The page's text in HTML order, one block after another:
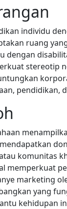
individu
ruang
dengan
stereotip
pendidikan,
komunitas
memperkuat
marketing
yang
kehidupan